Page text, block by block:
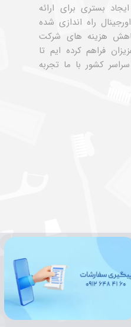
ایجاد بستری برای ارائه
راه اندازی شده
هزینه های شرکت
فراهم کرده ایم تا
کشور با ما تجربه